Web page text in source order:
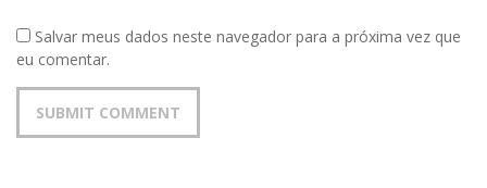
Salvar meus dados neste navegador para a próxima vez que
eu comentar.